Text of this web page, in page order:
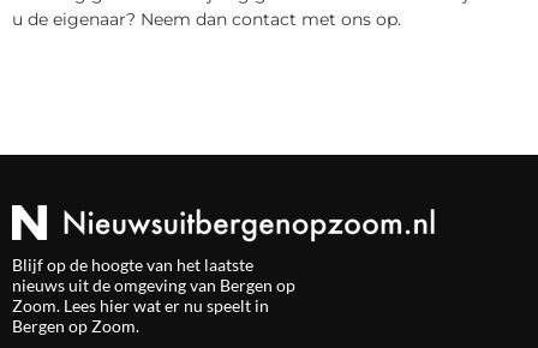
u de eigenaar? Neem dan contact met ons op.
Blijf op de hoogte van het laatste
nieuws uit de omgeving van Bergen op
Zoom. Lees hier wat er nu speelt in
Bergen op Zoom.